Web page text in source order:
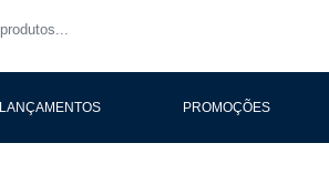
LANÇAMENTOS PROMOÇÕES